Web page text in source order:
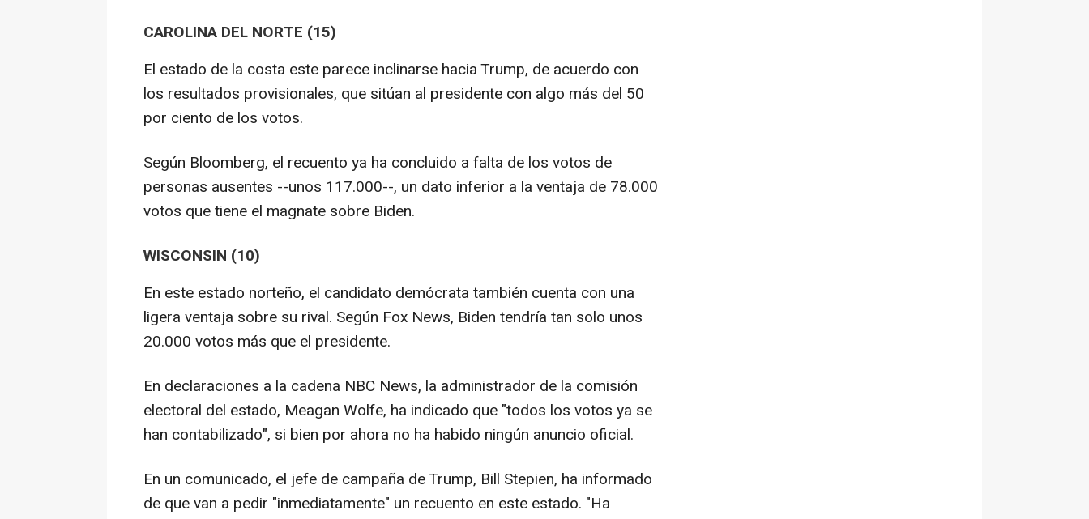
CAROLINA DEL NORTE (15)
El estado de la costa este parece inclinarse hacia Trump, de acuerdo con
los resultados provisionales, que sitúan al presidente con algo más del 50
por ciento de los votos.
Según Bloomberg, el recuento ya ha concluido a falta de los votos de
personas ausentes --unos 117.000--, un dato inferior a la ventaja de 78.000
votos que tiene el magnate sobre Biden.
WISCONSIN (10)
En este estado norteño, el candidato demócrata también cuenta con una
ligera ventaja sobre su rival. Según Fox News, Biden tendría tan solo unos
20.000 votos más que el presidente.
En declaraciones a la cadena NBC News, la administrador de la comisión
electoral del estado, Meagan Wolfe, ha indicado que "todos los votos ya se
han contabilizado", si bien por ahora no ha habido ningún anuncio oficial.
En un comunicado, el jefe de campaña de Trump, Bill Stepien, ha informado
de que van a pedir "inmediatamente" un recuento en este estado. "Ha